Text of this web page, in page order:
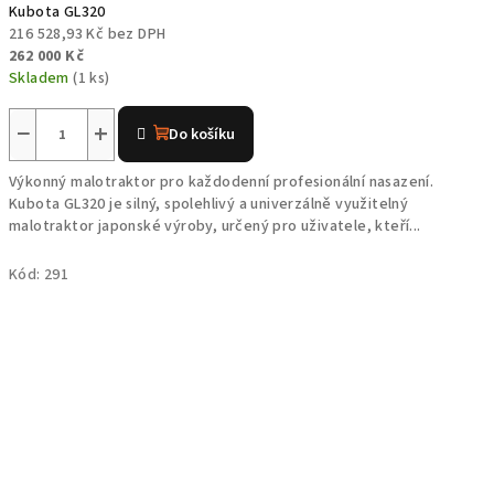
Kubota GL320
216 528,93 Kč bez DPH
262 000 Kč
Skladem(1 ks)
+
− Do košíku
Výkonný malotraktor pro každodenní profesionální nasazení.
Kubota GL320 je silný, spolehlivý a univerzálně využitelný
malotraktor japonské výroby, určený pro uživatele, kteří...
Kód: 291